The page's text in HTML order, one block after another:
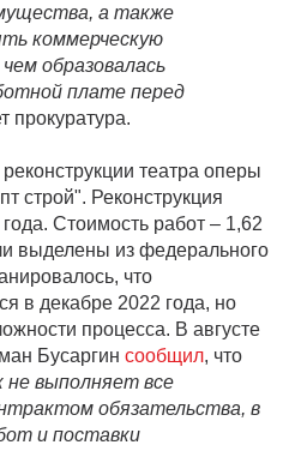
а также
коммерческую
образовалась
плате перед
прокуратура.
театра оперы
строй". Реконструкция
Стоимость работ – 1,62
выделены из федерального
что
в декабре 2022 года, но
процесса. В августе
Бусаргин сообщил, что
не выполняет все
обязательства, в
и поставки